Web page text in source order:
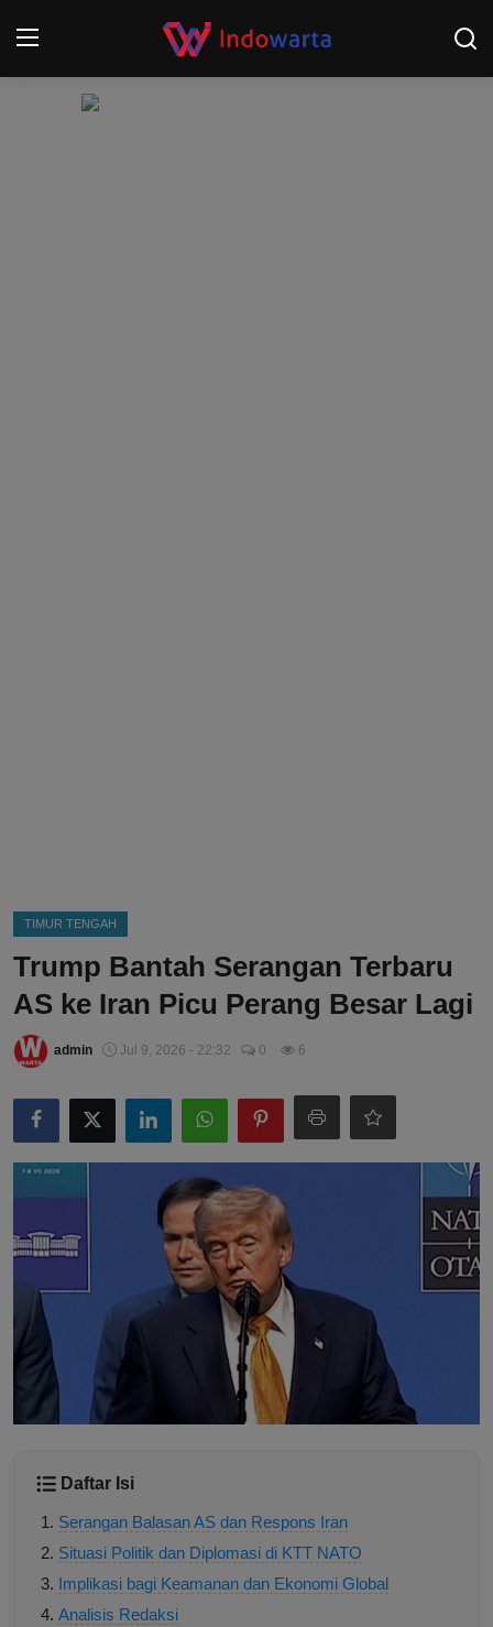
TIMUR TENGAH
Trump Bantah Serangan Terbaru
AS ke Iran Picu Perang Besar Lagi
admin Jul 9, 2026 - 22:32 0 6
Daftar Isi
Serangan Balasan AS dan Respons Iran
Situasi Politik dan Diplomasi di KTT NATO
Implikasi bagi Keamanan dan Ekonomi Global
Analisis Redaksi